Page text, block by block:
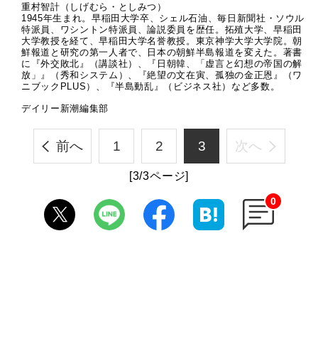
重村智計（しげむら・としみつ）
1945年生まれ。早稲田大学卒、シェル石油、毎日新聞社・ソウル
特派員、ワシントン特派員、論説委員を歴任。拓殖大学、早稲田
大学教授を経て、早稲田大学名誉教授。東京神学大学大学院。朝
鮮報道と研究の第一人者で、日本の朝鮮半島報道を変えた。著書
に『外交敗北』（講談社）、『日朝韓、「虚言と幻想の帝国の解
放」』（秀和システム）、『絶望の文在寅、孤独の金正恩』（ワ
ニブックPLUS）、『半島動乱』（ビジネス社）など多数。
デイリー新潮編集部
前へ 1 2 3 次へ
[3/3ページ]
0